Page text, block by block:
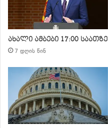
ახალი ამბები 17:00 საათზე
7 დღის წინ